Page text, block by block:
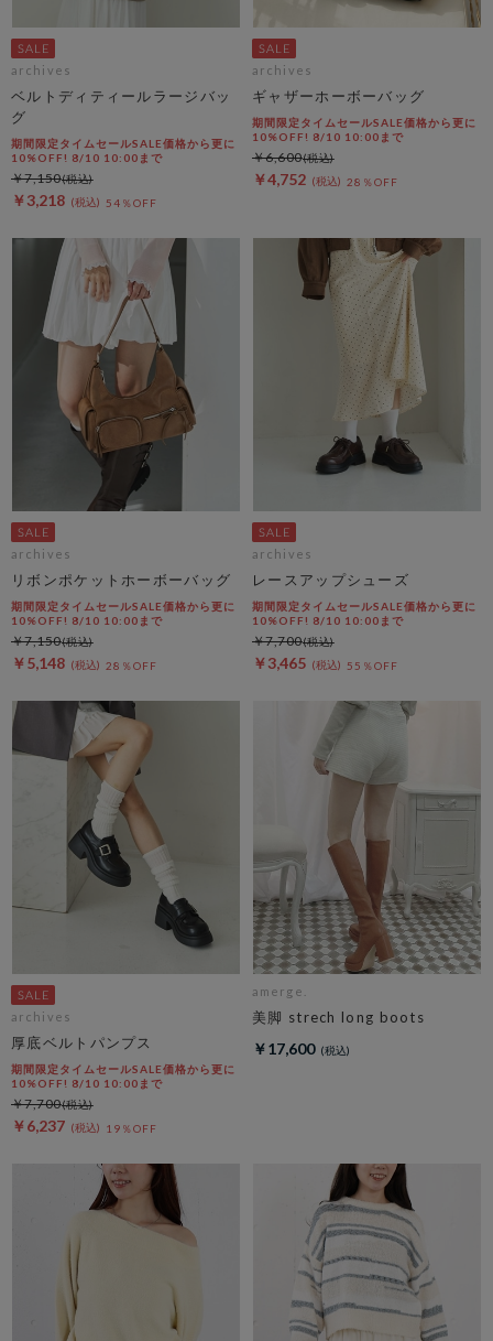
archives
ベルトディティールラージバッ
グ
期間限定タイムセールSALE価格から更に
10%OFF! 8/10 10:00まで
￥3,218 54％OFF
￥7,150
archives
ギャザーホーボーバッグ
期間限定タイムセールSALE価格から更に
10%OFF! 8/10 10:00まで
￥4,752 28％OFF
￥6,600
archives
リボンポケットホーボーバッグ
期間限定タイムセールSALE価格から更に
10%OFF! 8/10 10:00まで
￥5,148 28％OFF
￥7,150
archives
レースアップシューズ
期間限定タイムセールSALE価格から更に
10%OFF! 8/10 10:00まで
￥3,465 55％OFF
￥7,700
archives
厚底ベルトパンプス
期間限定タイムセールSALE価格から更に
10%OFF! 8/10 10:00まで
￥6,237 19％OFF
￥7,700
amerge.
美脚 strech long boots
￥17,600